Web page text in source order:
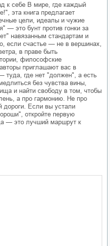
к себе В мире, где каждый
эта книга предлагает
цели, идеалы и чужие
— это бунт против гонки за
навязанным стандартам и
если счастье — не в вершинах,
в праве быть
философские
приглашают вас в
туда, где нет "должен", а есть
без чувства вины,
и найти свободу в том, чтобы
а про гармонию. Не про
дороги. Если вы устали
откройте первую
— это лучший маршрут к